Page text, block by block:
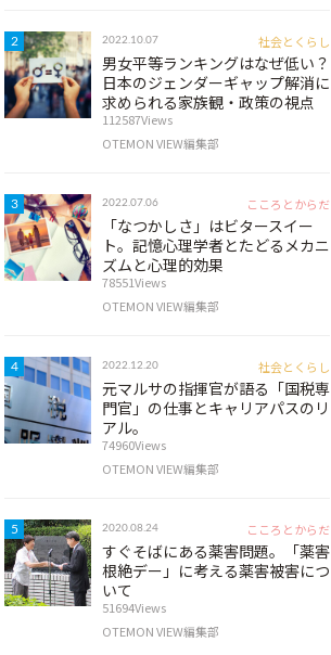
2 2022.10.07 社会とくらし
男女平等ランキングはなぜ低い？
日本のジェンダーギャップ解消に
求められる家族観・政策の視点
112587Views
OTEMON VIEW編集部
3 2022.07.06 こころとからだ
「なつかしさ」はビタースイー
ト。記憶心理学者とたどるメカニ
ズムと心理的効果
78551Views
OTEMON VIEW編集部
4 2022.12.20 社会とくらし
元マルサの指揮官が語る「国税専
門官」の仕事とキャリアパスのリ
アル。
74960Views
OTEMON VIEW編集部
5 2020.08.24 こころとからだ
すぐそばにある薬害問題。「薬害
根絶デー」に考える薬害被害につ
いて
51694Views
OTEMON VIEW編集部